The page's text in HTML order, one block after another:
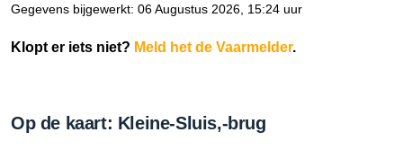
Gegevens bijgewerkt: 06 Augustus 2026, 15:24 uur
Klopt er iets niet? Meld het de Vaarmelder.
Op de kaart: Kleine-Sluis,-brug